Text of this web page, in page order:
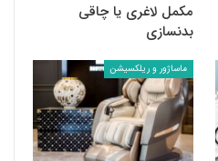
مکمل لاغری یا چاقی
بدنسازی
ماساژور و ریلکسیشن